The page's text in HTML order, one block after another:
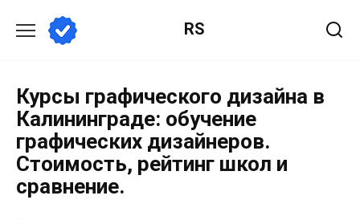
RS
Курсы графического дизайна в
Калининграде: обучение
графических дизайнеров.
Стоимость, рейтинг школ и
сравнение.